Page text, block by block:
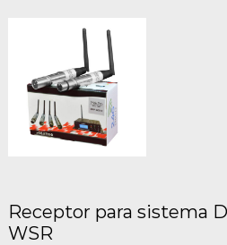
Receptor para sistema
WSR